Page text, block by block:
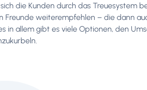
die Kunden durch das Treuesystem
Freunde weiterempfehlen – die dann
in allem gibt es viele Optionen, den